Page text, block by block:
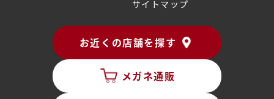
サイトマップ
お近くの店舗を探す
メガネ通販